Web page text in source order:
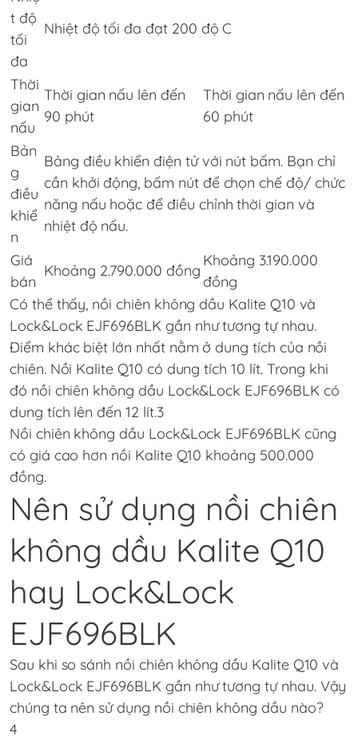
t độ
tối
đa
Nhiệt độ tối đa đạt 200 độ C
Thời
gian
nấu
Thời gian nấu lên đến
90 phút
Thời gian nấu lên đến
60 phút
Bản
g
điều
khiể
n
Bảng điều khiển điện tử với nút bấm. Bạn chỉ
cần khởi động, bấm nút để chọn chế độ/ chức
năng nấu hoặc để điều chỉnh thời gian và
nhiệt độ nấu.
Giá
bán
Khoảng 2.790.000 đồng
Khoảng 3.190.000
đồng
Có thể thấy, nồi chiên không dầu Kalite Q10 và
Lock&Lock EJF696BLK gần như tương tự nhau.
Điểm khác biệt lớn nhất nằm ở dung tích của nồi
chiên. Nồi Kalite Q10 có dung tích 10 lít. Trong khi
đó nồi chiên không dầu Lock&Lock EJF696BLK có
dung tích lên đến 12 lít.3
Nồi chiên không dầu Lock&Lock EJF696BLK cũng
có giá cao hơn nồi Kalite Q10 khoảng 500.000
đồng.
Nên sử dụng nồi chiên
không dầu Kalite Q10
hay Lock&Lock
EJF696BLK
Sau khi so sánh nồi chiên không dầu Kalite Q10 và
Lock&Lock EJF696BLK gần như tương tự nhau. Vậy
chúng ta nên sử dụng nồi chiên không dầu nào?
4